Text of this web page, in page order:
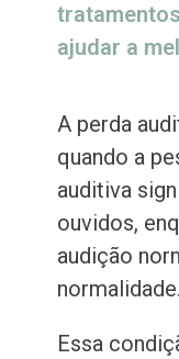
ajudar a
A perda
quando a
auditiva
ouvidos,
audição
normalidade.
Essa